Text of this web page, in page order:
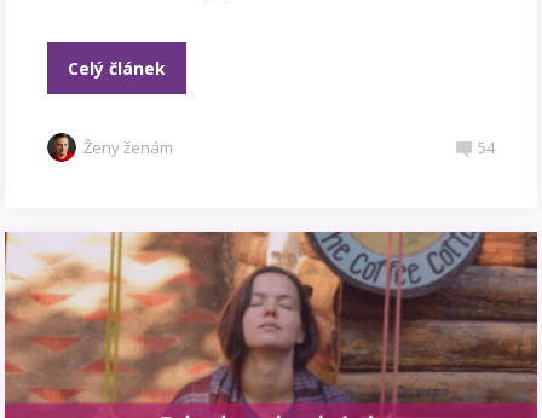
Celý článek
Ženy ženám 54